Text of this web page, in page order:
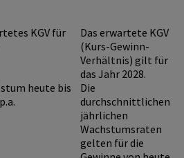
KGV für
Das erwartete KGV
(Kurs-Gewinn-
Verhältnis) gilt für
das Jahr 2028.
heute bis
Die
durchschnittlichen
jährlichen
Wachstumsraten
gelten für die